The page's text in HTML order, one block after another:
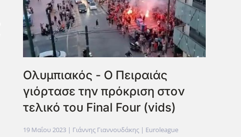
Ολυμπιακός - Ο Πειραιάς
γιόρτασε την πρόκριση στον
τελικό του Final Four (vids)
19 Μαΐου 2023| Γιάννης Γιαννουδάκης | Euroleague